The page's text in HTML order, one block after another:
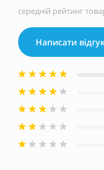
середній рейтинг
Написати